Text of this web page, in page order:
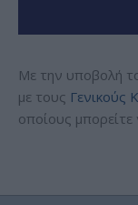
Με την υποβολή
με τους Γενικούς
οποίους μπορείτε